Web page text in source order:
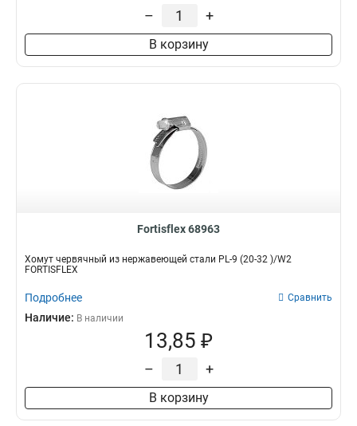
– +
В корзину
Fortisflex 68963
Хомут червячный из нержавеющей стали PL-9 (20-32 )/W2
FORTISFLEX
Подробнее Сравнить
Наличие: В наличии
13,85 ₽
– +
В корзину